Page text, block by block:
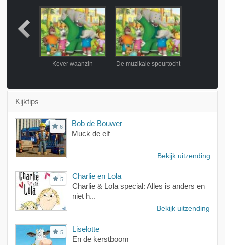
Kever waanzin De muzikale speurtocht
Kijktips
6
Bob de Bouwer
Muck de elf
Bekijk uitzending
5
Charlie en Lola
Charlie & Lola special: Alles is anders en
niet h...
Bekijk uitzending
5
Liselotte
En de kerstboom